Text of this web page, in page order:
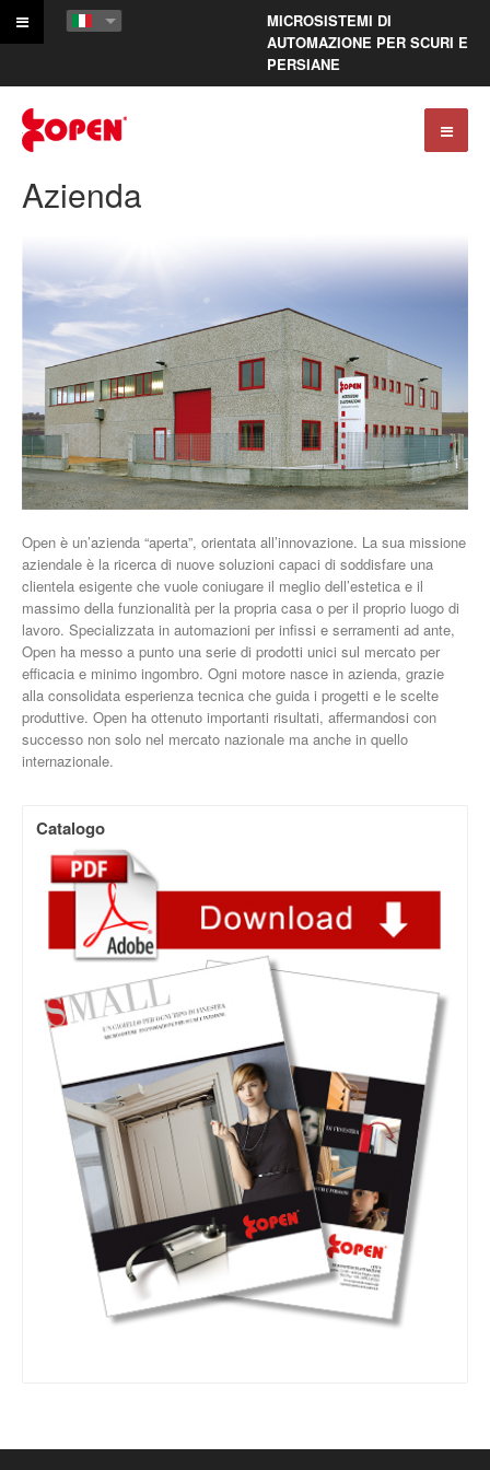
MICROSISTEMI DI
AUTOMAZIONE PER SCURI E
PERSIANE
Azienda
Open è un’azienda “aperta”, orientata all’innovazione. La sua missione
aziendale è la ricerca di nuove soluzioni capaci di soddisfare una
clientela esigente che vuole coniugare il meglio dell’estetica e il
massimo della funzionalità per la propria casa o per il proprio luogo di
lavoro. Specializzata in automazioni per infissi e serramenti ad ante,
Open ha messo a punto una serie di prodotti unici sul mercato per
efficacia e minimo ingombro. Ogni motore nasce in azienda, grazie
alla consolidata esperienza tecnica che guida i progetti e le scelte
produttive. Open ha ottenuto importanti risultati, affermandosi con
successo non solo nel mercato nazionale ma anche in quello
internazionale.
Catalogo